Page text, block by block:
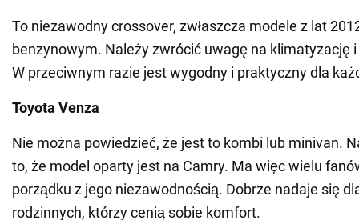
To niezawodny crossover, zwłaszcza modele z lat
benzynowym. Należy zwrócić uwagę na klimatyzację
W przeciwnym razie jest wygodny i praktyczny dla
Toyota Venza
Nie można powiedzieć, że jest to kombi lub minivan.
to, że model oparty jest na Camry. Ma więc wielu
porządku z jego niezawodnością. Dobrze nadaje się
rodzinnych, którzy cenią sobie komfort.